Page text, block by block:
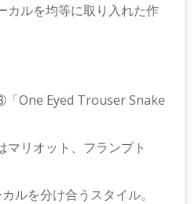
カルを均等に取り入れた作
One Eyed Trouser Snake
マリオット、フランプト
ルを分け合うスタイル。